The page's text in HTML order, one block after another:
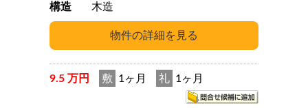
構造
木造
9.5 万円 敷 1ヶ月 礼 1ヶ月